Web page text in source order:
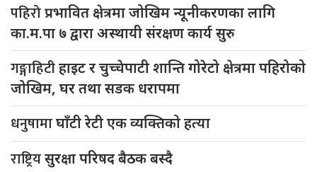
पहिरोप्रभावित क्षेत्रमा जोखिम न्यूनीकरणका लागि
का.म.पा ७ द्वारा अस्थायी संरक्षण कार्य सुरु
गङ्गाहिटीहाइट र चुच्चेपाटी शान्ति गोरेटो क्षेत्रमा पहिरोको
जोखिम, घर तथा सडक धरापमा
धनुषामाघाँटी रेटी एक व्यक्तिको हत्या
राष्ट्रियसुरक्षा परिषद बैठक बस्दै